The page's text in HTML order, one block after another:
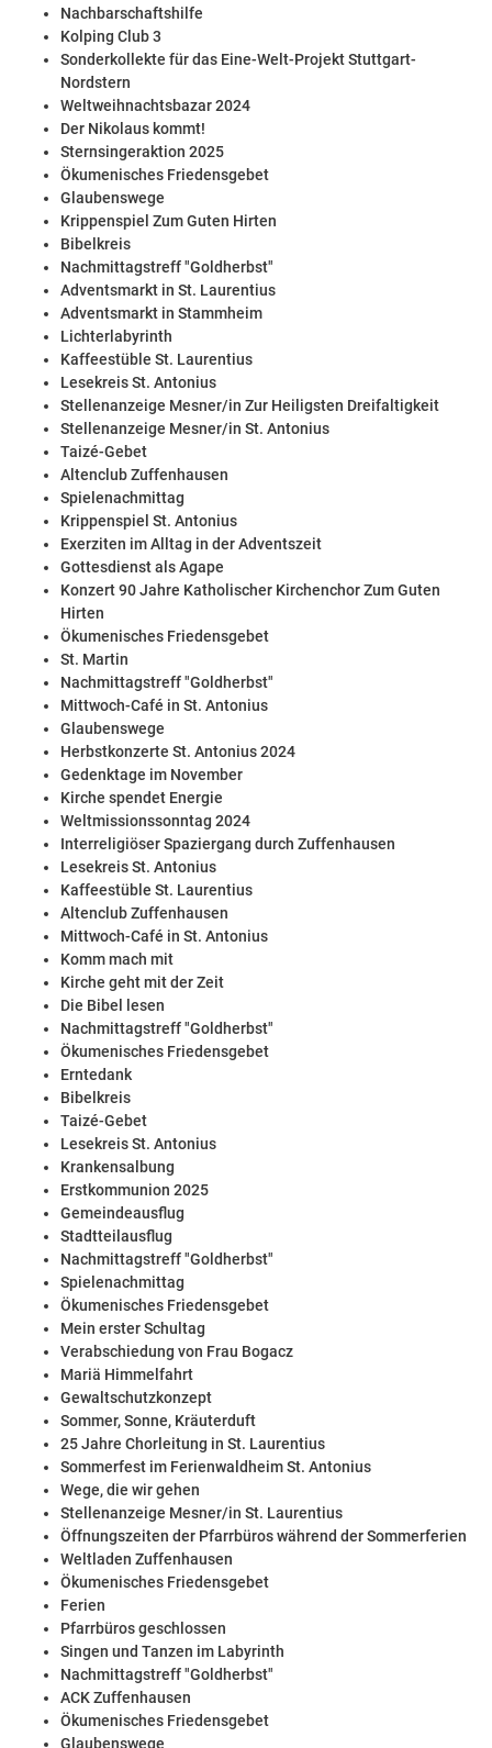
Nachbarschaftshilfe
Kolping Club 3
Sonderkollekte für das Eine-Welt-Projekt Stuttgart-
Nordstern
Weltweihnachtsbazar 2024
Der Nikolaus kommt!
Sternsingeraktion 2025
Ökumenisches Friedensgebet
Glaubenswege
Krippenspiel Zum Guten Hirten
Bibelkreis
Nachmittagstreff "Goldherbst"
Adventsmarkt in St. Laurentius
Adventsmarkt in Stammheim
Lichterlabyrinth
Kaffeestüble St. Laurentius
Lesekreis St. Antonius
Stellenanzeige Mesner/in Zur Heiligsten Dreifaltigkeit
Stellenanzeige Mesner/in St. Antonius
Taizé-Gebet
Altenclub Zuffenhausen
Spielenachmittag
Krippenspiel St. Antonius
Exerziten im Alltag in der Adventszeit
Gottesdienst als Agape
Konzert 90 Jahre Katholischer Kirchenchor Zum Guten
Hirten
Ökumenisches Friedensgebet
St. Martin
Nachmittagstreff "Goldherbst"
Mittwoch-Café in St. Antonius
Glaubenswege
Herbstkonzerte St. Antonius 2024
Gedenktage im November
Kirche spendet Energie
Weltmissionssonntag 2024
Interreligiöser Spaziergang durch Zuffenhausen
Lesekreis St. Antonius
Kaffeestüble St. Laurentius
Altenclub Zuffenhausen
Mittwoch-Café in St. Antonius
Komm mach mit
Kirche geht mit der Zeit
Die Bibel lesen
Nachmittagstreff "Goldherbst"
Ökumenisches Friedensgebet
Erntedank
Bibelkreis
Taizé-Gebet
Lesekreis St. Antonius
Krankensalbung
Erstkommunion 2025
Gemeindeausflug
Stadtteilausflug
Nachmittagstreff "Goldherbst"
Spielenachmittag
Ökumenisches Friedensgebet
Mein erster Schultag
Verabschiedung von Frau Bogacz
Mariä Himmelfahrt
Gewaltschutzkonzept
Sommer, Sonne, Kräuterduft
25 Jahre Chorleitung in St. Laurentius
Sommerfest im Ferienwaldheim St. Antonius
Wege, die wir gehen
Stellenanzeige Mesner/in St. Laurentius
Öffnungszeiten der Pfarrbüros während der Sommerferien
Weltladen Zuffenhausen
Ökumenisches Friedensgebet
Ferien
Pfarrbüros geschlossen
Singen und Tanzen im Labyrinth
Nachmittagstreff "Goldherbst"
ACK Zuffenhausen
Ökumenisches Friedensgebet
Glaubenswege